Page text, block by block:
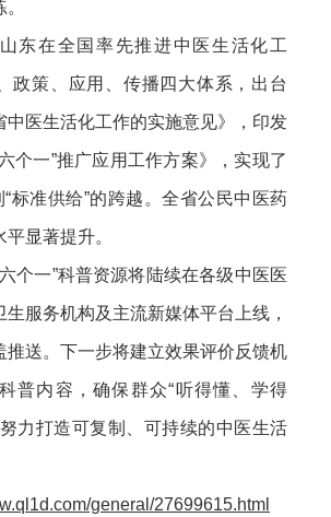
东在全国率先推进中医生活化工
政策、应用、传播四大体系，出台
中医生活化工作的实施意见》，印发
个一”推广应用工作方案》，实现了
“标准供给”的跨越。全省公民中医药
显著提升。
个一”科普资源将陆续在各级中医医
服务机构及主流新媒体平台上线，
推送。下一步将建立效果评价反馈机
普内容，确保群众“听得懂、学得
力打造可复制、可持续的中医生活
general/27699615.html